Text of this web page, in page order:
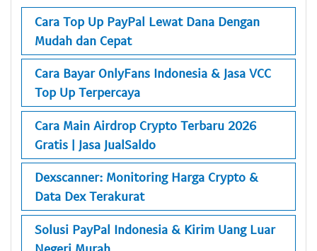
Cara Top Up PayPal Lewat Dana Dengan
Mudah dan Cepat
Cara Bayar OnlyFans Indonesia & Jasa VCC
Top Up Terpercaya
Cara Main Airdrop Crypto Terbaru 2026
Gratis | Jasa JualSaldo
Dexscanner: Monitoring Harga Crypto &
Data Dex Terakurat
Solusi PayPal Indonesia & Kirim Uang Luar
Negeri Murah